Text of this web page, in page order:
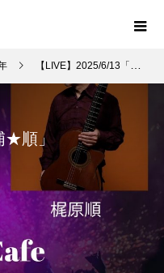
【LIVE】2025/6/13「三浦★順」
★順」